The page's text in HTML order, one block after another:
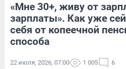
«Мне 30+, живу от
зарплаты». Как уже
себя от копеечной
способа
22 июля, 2026, 07:00 1 005 6